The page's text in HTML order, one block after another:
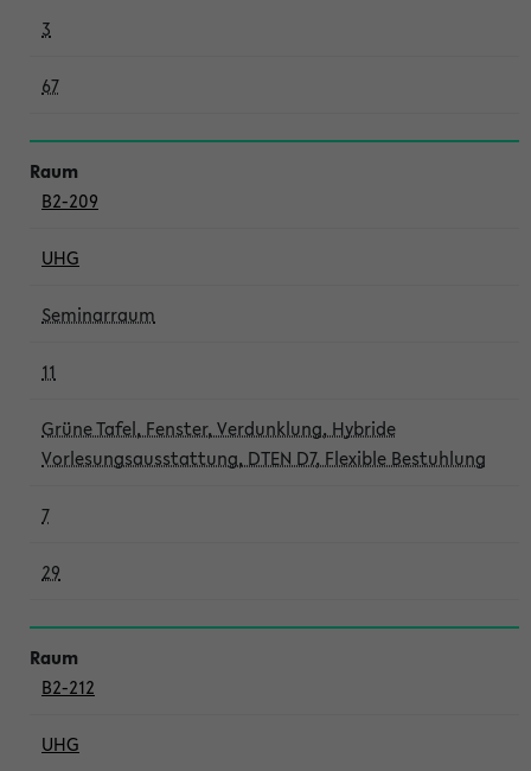
3
67
B2-209
UHG
Seminarraum
11
Grüne Tafel, Fenster, Verdunklung, Hybride
Vorlesungsausstattung, DTEN D7, Flexible Bestuhlung
7
29
B2-212
UHG